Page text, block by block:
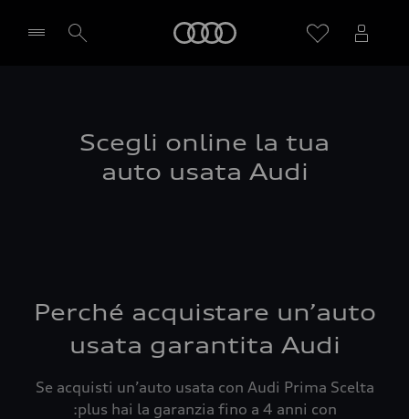
Scegli online la tua
auto usata Audi
Perché acquistare un’auto
usata garantita Audi
Se acquisti un’auto usata con Audi Prima Scelta
:plus hai la garanzia fino a 4 anni con